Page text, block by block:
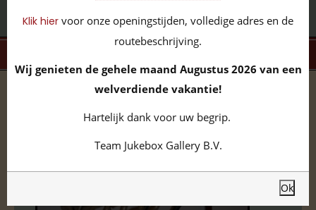
volledige collectie / neon verlichting
Klik hier voor onze openingstijden, volledige adres en de
routebeschrijving.
Wij genieten de gehele maand Augustus 2026 van een
welverdiende vakantie!
Hartelijk dank voor uw begrip.
Team Jukebox Gallery B.V.
Ok